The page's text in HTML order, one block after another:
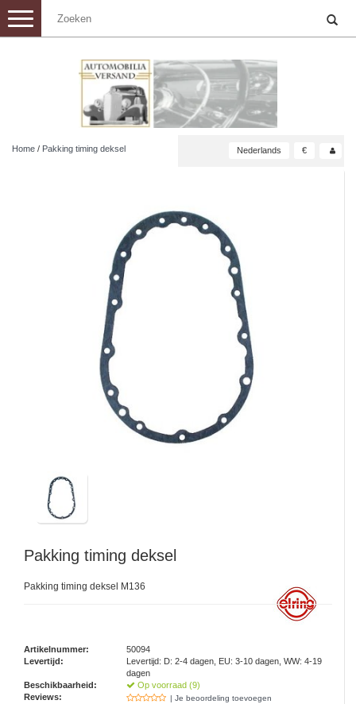
Toggle
navigation
Home / Pakking timing deksel Nederlands €
Pakking timing deksel
Pakking timing deksel M136
Artikelnummer:
50094
Levertijd:
Levertijd: D: 2-4 dagen, EU: 3-10 dagen, WW: 4-19
dagen
Beschikbaarheid:
Op voorraad (9)
Reviews:
| Je beoordeling toevoegen